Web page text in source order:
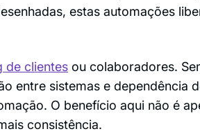
estas automações
de clientes ou colaboradores.
entre sistemas e dependência
O benefício aqui não é
consistência.